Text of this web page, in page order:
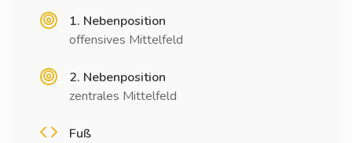
1. Nebenposition
offensives Mittelfeld
2. Nebenposition
zentrales Mittelfeld
Fuß